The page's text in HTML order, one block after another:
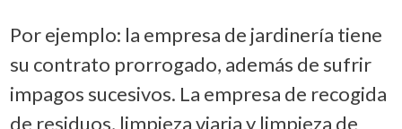
Por ejemplo: la empresa de jardinería tiene
su contrato prorrogado, además de sufrir
impagos sucesivos. La empresa de recogida
de residuos, limpieza viaria y limpieza de